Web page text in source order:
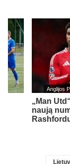
Anglijos
„Man
naują